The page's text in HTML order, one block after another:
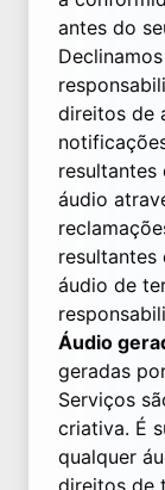
antes do
direitos de
resultantes
áudio
áudio de
Áudio
geradas
Serviços
criativa. É
qualquer
direitos de